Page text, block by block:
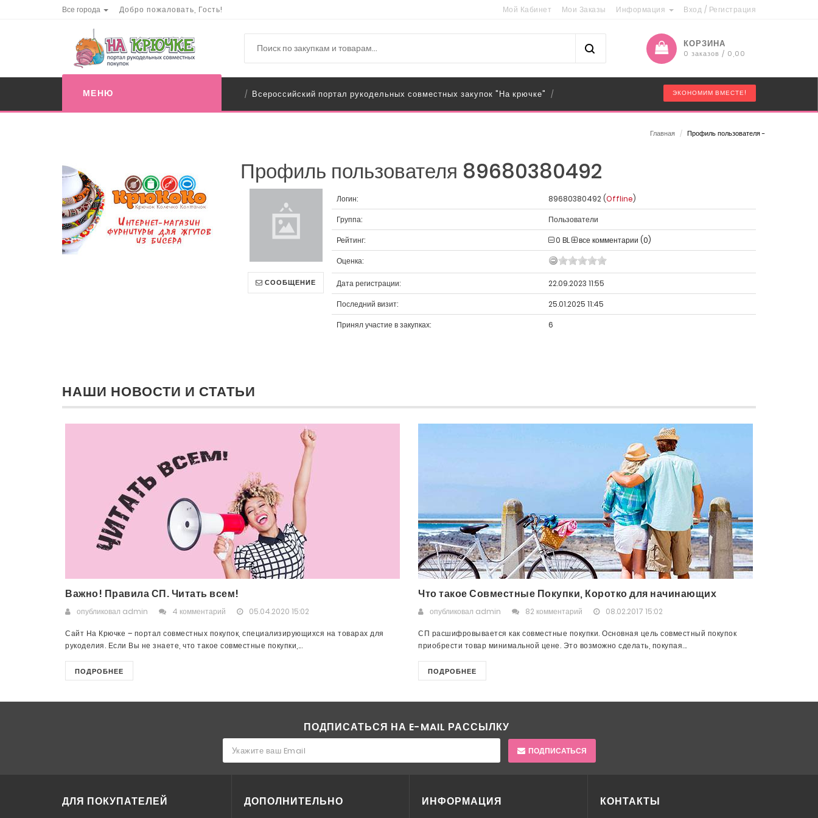
Все города Добро пожаловать, Гость! Мой Кабинет Мои Заказы Информация Вход / Регистрация
КОРЗИНА
0 заказов / 0,00
МЕНЮ / Всероссийский портал рукодельных совместных закупок "На крючке" / ЭКОНОМИМ ВМЕСТЕ!
Главная / Профиль пользователя -
Профиль пользователя 89680380492
СООБЩЕНИЕ
Логин: 89680380492 (Offline)
Группа:
Пользователи
Рейтинг:
0 BL
все комментарии (0)
Оценка:
Дата регистрации:
22.09.2023 11:55
Последний визит:
25.01.2025 11:45
Принял участие в закупках:
6
НАШИ НОВОСТИ И СТАТЬИ
Важно! Правила СП. Читать всем!
опубликовал admin 4 комментарий 05.04.2020 15:02
Сайт На Крючке – портал совместных покупок, специализирующихся на товарах для
рукоделия. Если Вы не знаете, что такое совместные покупки,...
ПОДРОБНЕЕ
Что такое Совместные Покупки, Коротко для начинающих
опубликовал admin 82 комментарий 08.02.2017 15:02
СП расшифровывается как совместные покупки. Основная цель совместный покупок
приобрести товар минимальной цене. Это возможно сделать, покупая...
ПОДРОБНЕЕ
ПОДПИСАТЬСЯ НА E-MAIL РАССЫЛКУ
ПОДПИСАТЬСЯ
ДЛЯ ПОКУПАТЕЛЕЙ ДОПОЛНИТЕЛЬНО ИНФОРМАЦИЯ КОНТАКТЫ